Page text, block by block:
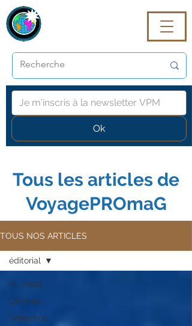
Ok
Tous les articles de
VoyagePROmaG
TOUS NOS ARTICLES
All Posts
Croisière
Workshop
éditorial